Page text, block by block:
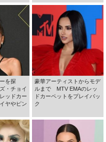
を探
・チョイ
ッドカー
ヤやピン
豪華アーティストからモデ
ルまで MTV EMAのレッ
ドカーペットをプレイバッ
ク